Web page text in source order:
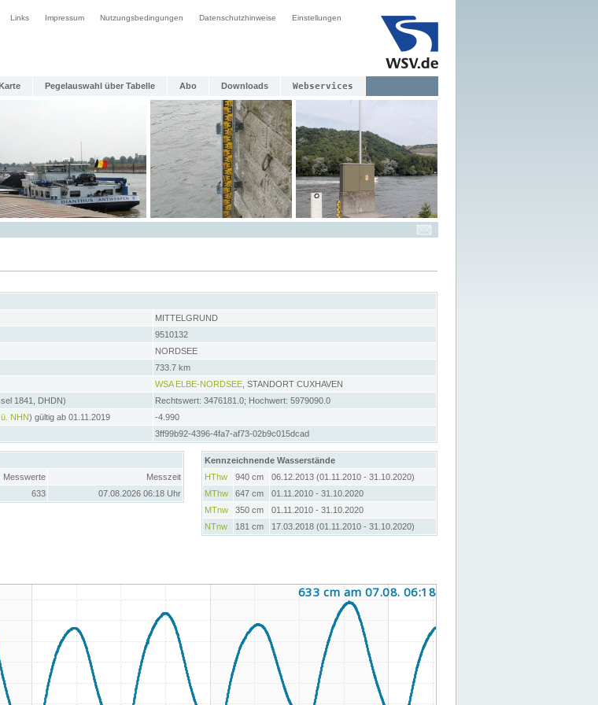
Links Impressum Nutzungsbedingungen Datenschutzhinweise Einstellungen
Pegelauswahl über Tabelle Abo Downloads Webservices
MITTELGRUND
9510132
NORDSEE
733.7 km
WSA ELBE-NORDSEE , STANDORT CUXHAVEN
1841, DHDN)
Rechtswert: 3476181.0; Hochwert: 5979090.0
NHN) gültig ab 01.11.2019
-4.990
3ff99b92-4396-4fa7-af73-02b9c015dcad
Messwerte
Messzeit
633 07.08.2026 06:18 Uhr
Kennzeichnende Wasserstände
HThw
940 cm
06.12.2013 (01.11.2010 - 31.10.2020)
MThw
647 cm
01.11.2010 - 31.10.2020
MTnw
350 cm
01.11.2010 - 31.10.2020
NTnw
181 cm 17.03.2018 (01.11.2010 - 31.10.2020)